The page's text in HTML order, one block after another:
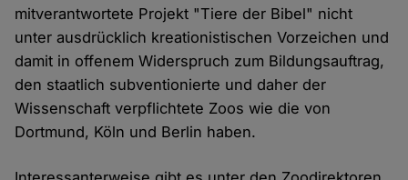
mitverantwortete Projekt "Tiere der Bibel" nicht
unter ausdrücklich kreationistischen Vorzeichen und
damit in offenem Widerspruch zum Bildungsauftrag,
den staatlich subventionierte und daher der
Wissenschaft verpflichtete Zoos wie die von
Dortmund, Köln und Berlin haben.